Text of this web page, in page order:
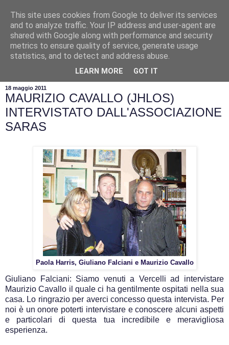
18 maggio 2011
MAURIZIO CAVALLO (JHLOS)
INTERVISTATO DALL'ASSOCIAZIONE
SARAS
Paola Harris, Giuliano Falciani e Maurizio Cavallo
Giuliano Falciani: Siamo venuti a Vercelli ad intervistare
Maurizio Cavallo il quale ci ha gentilmente ospitati nella sua
casa. Lo ringrazio per averci concesso questa intervista. Per
noi è un onore poterti intervistare e conoscere alcuni aspetti
e particolari di questa tua incredibile e meravigliosa
esperienza.
This site uses cookies from Google to deliver its services
and to analyze traffic. Your IP address and user-agent are
shared with Google along with performance and security
metrics to ensure quality of service, generate usage
statistics, and to detect and address abuse.
LEARN MORE GOT IT